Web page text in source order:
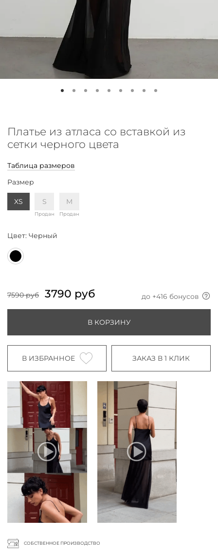
Платье из атласа со вставкой из
сетки черного цвета
Таблица размеров
Размер
XS S
Продан
M
Продан
Цвет: Черный
7590 руб 3790 руб до +416 бонусов
В КОРЗИНУ
В ИЗБРАННОЕ ЗАКАЗ В 1 КЛИК
СОБСТВЕННОЕ ПРОИЗВОДСТВО